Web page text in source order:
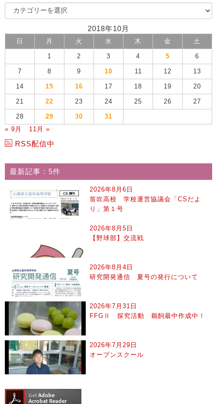
2018年10月
日 月 火 水 木 金 土
1 2 3 4 5 6
7 8 9 10 11 12 13
14 15 16 17 18 19 20
21 22 23 24 25 26 27
28 29 30
31
« 9月
11月 »
RSS配信中
最新記事：5件
2026年8月6日
笛吹高校 学校運営協議会「CSだよ
り」第１号
2026年8月5日
【野球部】交流戦
2026年8月4日
研究開発通信 夏号の発行について
2026年7月31日
FFGⅡ 探究活動 鵜飼最中作成中！
2026年7月29日
オープンスクール